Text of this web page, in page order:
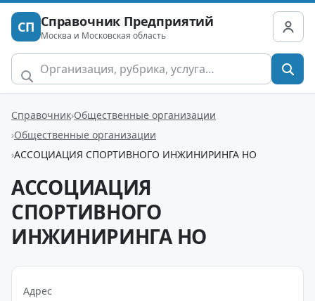
СП Справочник Предприятий
Москва и Московская область
Справочник Общественные организации
Общественные организации
АССОЦИАЦИЯ СПОРТИВНОГО ИНЖИНИРИНГА НО
АССОЦИАЦИЯ
СПОРТИВНОГО
ИНЖИНИРИНГА НО
Адрес